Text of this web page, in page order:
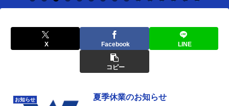
0 1 2 3 4 5
X Facebook LINE
コピー
お知らせ 夏季休業のお知らせ